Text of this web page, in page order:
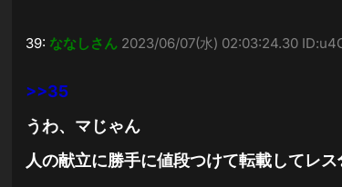
39: ななしさん 2023/06/07(水) 02:03:24.30
>>35
うわ、マじゃん
人の献立に勝手に値段つけて転載してレ